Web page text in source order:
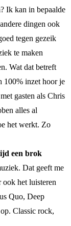
? Ik kan in bepaalde
dingen ook
tegen gezeik
te maken
Wat dat betreft
100% inzet hoor je
gasten als Chris
alles al
het werkt. Zo
een brok
Dat geeft me
ook het luisteren
Quo, Deep
Classic rock,